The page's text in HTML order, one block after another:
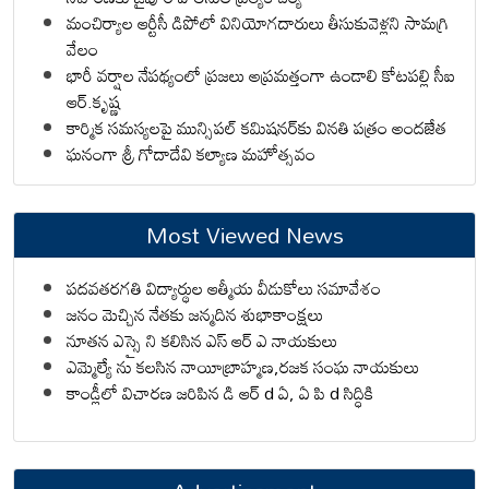
మంచిర్యాల ఆర్టీసీ డిపోలో వినియోగదారులు తీసుకువెళ్లని సామగ్రి
వేలం
భారీ వర్షాల నేపథ్యంలో ప్రజలు అప్రమత్తంగా ఉండాలి కోటపల్లి సీఐ
ఆర్.కృష్ణ
కార్మిక సమస్యలపై మున్సిపల్ కమిషనర్‌కు వినతి పత్రం అందజేత
ఘనంగా శ్రీ గోదాదేవి కల్యాణ మహోత్సవం
Most Viewed News
పదవతరగతి విద్యార్థుల ఆత్మీయ వీడుకోలు సమావేశం
జనం మెచ్చిన నేతకు జన్మదిన శుభాకాంక్షలు
నూతన ఎస్సై ని కలిసిన ఎస్ ఆర్ ఎ నాయకులు
ఎమ్మెల్యే ను కలసిన నాయీబ్రాహ్మణ,రజక సంఘ నాయకులు
కాండ్లీలో విచారణ జరిపిన డి ఆర్ d ఏ, ఏ పి d సిద్ధికి